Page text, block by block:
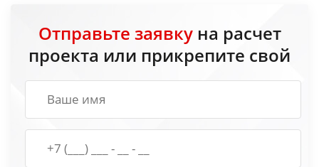
Отправьте заявкуна расчет
проекта или прикрепите свой